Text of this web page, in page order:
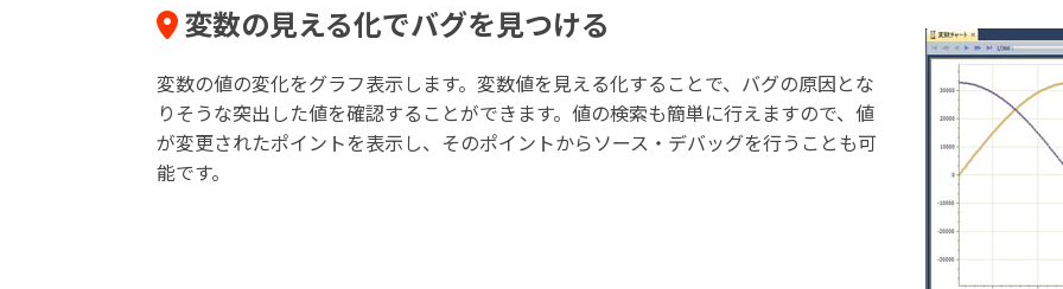
変数の見える化でバグを見つける
変数の値の変化をグラフ表示します。変数値を見える化することで、バグの原因とな
りそうな突出した値を確認することができます。値の検索も簡単に行えますので、値
が変更されたポイントを表示し、そのポイントからソース・デバッグを行うことも可
能です。